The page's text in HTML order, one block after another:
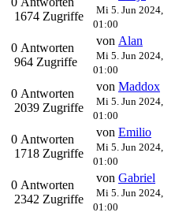
1674 Zugriffe
Mi 5. Jun 2024,
01:00
0 Antworten
964 Zugriffe
von Alan
Mi 5. Jun 2024,
01:00
0 Antworten
2039 Zugriffe
von Maddox
Mi 5. Jun 2024,
01:00
0 Antworten
1718 Zugriffe
von Emilio
Mi 5. Jun 2024,
01:00
0 Antworten
2342 Zugriffe
von Gabriel
Mi 5. Jun 2024,
01:00